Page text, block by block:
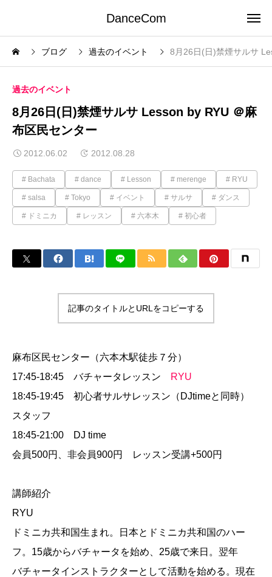
DanceCom
ブログ 過去のイベント 8月26日(日)禁煙サルサ
過去のイベント
8月26日(日)禁煙サルサ Lesson by RYU ＠麻
布区民センター
2012.06.02 2012.08.28
Bachata dance Lesson merenge RYU
salsa Tokyo イベント サルサ ダンス
ドミニカ レッスン 六本木 初心者
記事のタイトルとURLをコピーする
麻布区民センター（六本木駅徒歩７分）
17:45-18:45 バチャータレッスン
RYU
18:45-19:45 初心者サルサレッスン（DJtimeと同時）
スタッフ
18:45-21:00 DJ time
会員500円、非会員900円 レッスン受講+500円
講師紹介
RYU
ドミニカ共和国生まれ。日本とドミニカ共和国のハー
フ。15歳からバチャータを始め、25歳で来日。翌年
バチャータインストラクターとして活動を始める。現在